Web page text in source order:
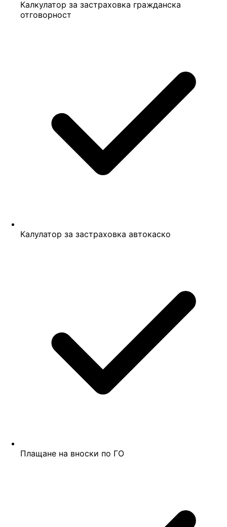
Калкулатор за застраховка гражданска
отговорност
Калулатор за застраховка автокаско
Плащане на вноски по ГО